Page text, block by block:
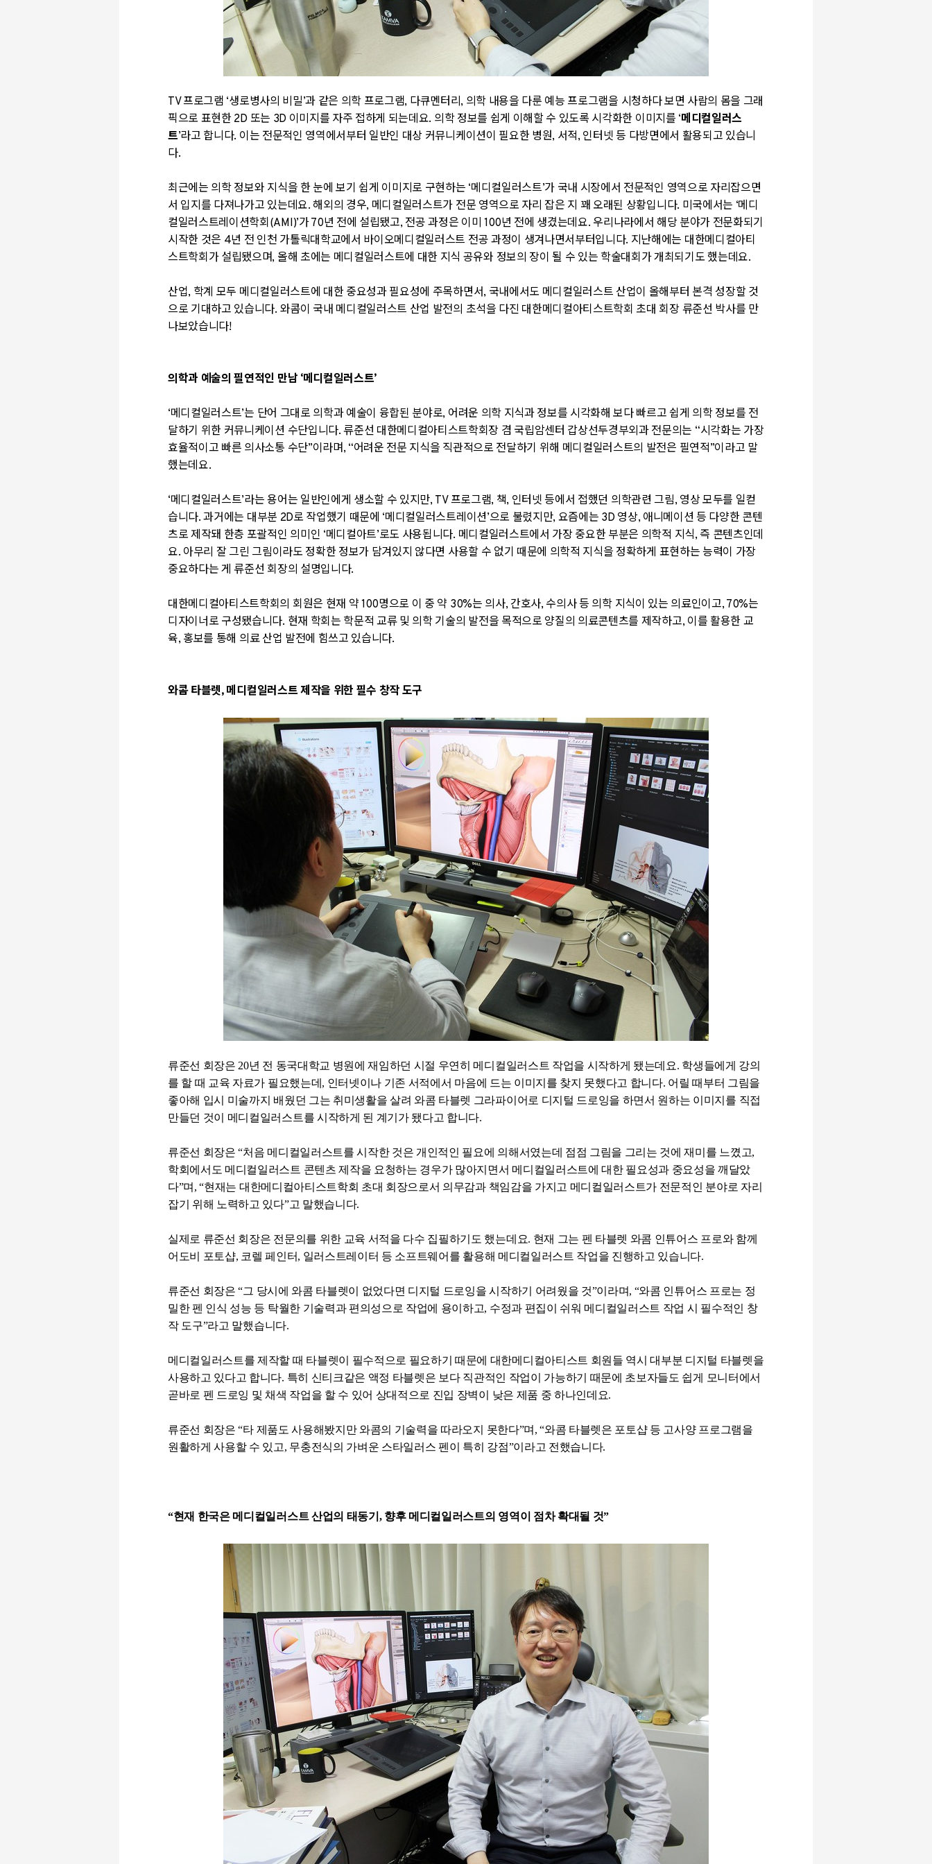
TV프로그램 ‘생로병사의 비밀’과 같은 의학 프로그램, 다큐멘터리, 의학 내용을 다룬 예능 프로그램을 시청하다 보면 사람의 몸을 그래
픽으로 표현한2D 또는 3D 이미지를 자주 접하게 되는데요. 의학 정보를 쉽게 이해할 수 있도록 시각화한 이미지를 ‘메디컬일러스
트’라고 합니다. 이는 전문적인 영역에서부터 일반인 대상 커뮤니케이션이 필요한 병원, 서적, 인터넷 등 다방면에서 활용되고 있습니
다.
최근에는 의학 정보와 지식을 한 눈에 보기 쉽게 이미지로 구현하는 ‘메디컬일러스트’가 국내 시장에서 전문적인 영역으로 자리잡으면
서 입지를 다져나가고 있는데요. 해외의 경우, 메디컬일러스트가 전문 영역으로 자리 잡은 지 꽤 오래된 상황입니다. 미국에서는 ‘메디
컬일러스트레이션학회(AMI)’가70년 전에 설립됐고, 전공 과정은 이미 100년 전에 생겼는데요. 우리나라에서 해당 분야가 전문화되기
시작한 것은 4년 전 인천 가톨릭대학교에서 바이오메디컬일러스트 전공 과정이 생겨나면서부터입니다. 지난해에는 대한메디컬아티
스트학회가 설립됐으며, 올해 초에는 메디컬일러스트에 대한 지식 공유와 정보의 장이 될 수 있는 학술대회가 개최되기도 했는데요.
산업, 학계 모두 메디컬일러스트에 대한 중요성과 필요성에 주목하면서, 국내에서도 메디컬일러스트 산업이 올해부터 본격 성장할 것
으로 기대하고 있습니다. 와콤이 국내 메디컬일러스트 산업 발전의 초석을 다진 대한메디컬아티스트학회 초대 회장 류준선 박사를 만
나보았습니다!
의학과 예술의 필연적인 만남 ‘메디컬일러스트’
‘메디컬일러스트’는 단어 그대로 의학과 예술이 융합된 분야로, 어려운 의학 지식과 정보를 시각화해 보다 빠르고 쉽게 의학 정보를 전
달하기 위한 커뮤니케이션 수단입니다.류준선 대한메디컬아티스트학회장 겸 국립암센터 갑상선두경부외과 전문의는 “시각화는 가장
효율적이고 빠른 의사소통 수단”이라며, “어려운 전문 지식을 직관적으로 전달하기 위해 메디컬일러스트의 발전은 필연적”이라고 말
했는데요.
‘메디컬일러스트’라는 용어는 일반인에게 생소할 수 있지만, TV프로그램, 책, 인터넷 등에서 접했던 의학관련 그림, 영상 모두를 일컫
습니다. 과거에는 대부분 2D로 작업했기 때문에 ‘메디컬일러스트레이션’으로 불렸지만, 요즘에는 3D 영상, 애니메이션 등 다양한 콘텐
츠로 제작돼 한층 포괄적인 의미인 ‘메디컬아트’로도 사용됩니다. 메디컬일러스트에서 가장 중요한 부분은 의학적 지식,즉 콘텐츠인데
요. 아무리 잘 그린 그림이라도 정확한 정보가 담겨있지 않다면 사용할 수 없기 때문에 의학적 지식을 정확하게 표현하는 능력이 가장
중요하다는 게 류준선 회장의 설명입니다.
대한메디컬아티스트학회의 회원은 현재 약100명으로 이 중 약 30%는 의사, 간호사, 수의사 등 의학 지식이 있는 의료인이고, 70%는
디자이너로 구성됐습니다. 현재 학회는 학문적 교류 및 의학 기술의 발전을 목적으로 양질의 의료콘텐츠를 제작하고, 이를 활용한 교
육, 홍보를 통해 의료 산업 발전에 힘쓰고 있습니다.
와콤 타블렛, 메디컬일러스트 제작을 위한 필수 창작 도구
류준선 회장은 20년 전 동국대학교 병원에 재임하던 시절 우연히 메디컬일러스트 작업을 시작하게 됐는데요. 학생들에게 강의
를 할 때 교육 자료가 필요했는데 , 인터넷이나 기존 서적에서 마음에 드는 이미지를 찾지 못했다고 합니다. 어릴 때부터 그림을
좋아해 입시 미술까지 배웠던 그는 취미생활을 살려 와콤 타블렛 그라파이어로 디지털 드로잉을 하면서 원하는 이미지를 직접
만들던 것이 메디컬일러스트를 시작하게 된 계기가 됐다고 합니다.
류준선 회장은 “처음 메디컬일러스트를 시작한 것은 개인적인 필요에 의해서였는데 점점 그림을 그리는 것에 재미를 느꼈고,
학회에서도 메디컬일러스트 콘텐츠 제작을 요청하는 경우가 많아지면서 메디컬일러스트에 대한 필요성과 중요성을 깨달았
다”며 , “현재는 대한메디컬아티스트학회 초대 회장으로서 의무감과 책임감을 가지고 메디컬일러스트가 전문적인 분야로 자리
잡기 위해 노력하고 있다”고 말했습니다.
실제로 류준선 회장은 전문의를 위한 교육 서적을 다수 집필하기도 했는데요. 현재 그는 펜 타블렛 와콤 인튜어스 프로와 함께
어도비 포토샵, 코렐 페인터, 일러스트레이터 등 소프트웨어를 활용해 메디컬일러스트 작업을 진행하고 있습니다.
류준선 회장은“그 당시에 와콤 타블렛이 없었다면 디지털 드로잉을 시작하기 어려웠을 것”이라며, “와콤 인튜어스 프로는 정
밀한 펜 인식 성능 등 탁월한 기술력과 편의성으로 작업에 용이하고, 수정과 편집이 쉬워 메디컬일러스트 작업 시 필수적인 창
작 도구”라고 말했습니다.
메디컬일러스트를 제작할 때 타블렛이 필수적으로 필요하기 때문에 대한메디컬아티스트 회원들 역시 대부분 디지털 타블렛을
사용하고 있다고 합니다. 특히 신티크같은 액정 타블렛은 보다 직관적인 작업이 가능하기 때문에 초보자들도 쉽게 모니터에서
곧바로 펜 드로잉 및 채색 작업을 할 수 있어 상대적으로 진입 장벽이 낮은 제품 중 하나인데요.
류준선 회장은“타 제품도 사용해봤지만 와콤의 기술력을 따라오지 못한다”며 , “와콤 타블렛은 포토샵 등 고사양 프로그램을
원활하게 사용할 수 있고, 무충전식의 가벼운 스타일러스 펜이 특히 강점”이라고 전했습니다.
“현재 한국은 메디컬일러스트 산업의 태동기 , 향후 메디컬일러스트의 영역이 점차 확대될 것”